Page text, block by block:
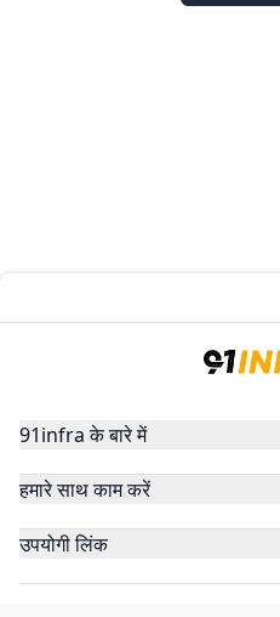
91infra के बारे में
हमारे साथ काम करें
उपयोगी लिंक